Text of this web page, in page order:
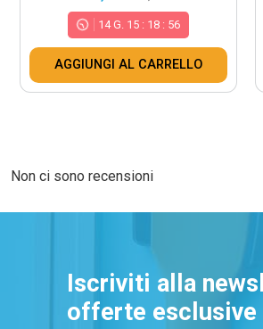
14G. 15 : 18 : 55
AGGIUNGI AL CARRELLO
Non ci sono recensioni
Iscriviti alla
offerte esclusive